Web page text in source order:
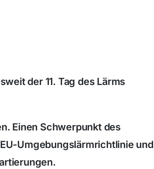
der 11. Tag des Lärms
Einen Schwerpunkt des
Umgebungslärmrichtlinie und